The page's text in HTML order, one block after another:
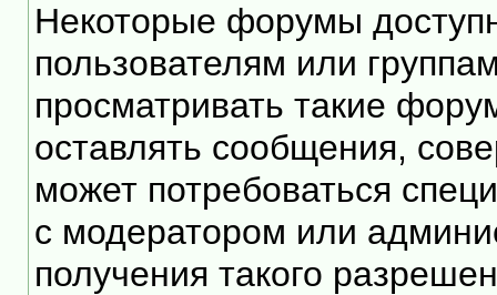
Некоторые форумы
пользователям или
просматривать такие
оставлять сообщения,
может потребоваться
с модератором или
получения такого